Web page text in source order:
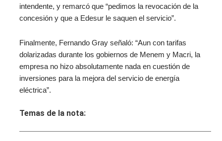
intendente, y remarcó que “pedimos la revocación de la
concesión y que a Edesur le saquen el servicio”.
Finalmente, Fernando Gray señaló: “Aun con tarifas
dolarizadas durante los gobiernos de Menem y Macri, la
empresa no hizo absolutamente nada en cuestión de
inversiones para la mejora del servicio de energía
eléctrica”.
Temas de la nota: